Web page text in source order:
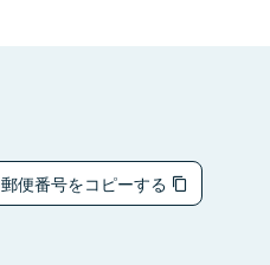
郵便番号をコピーする